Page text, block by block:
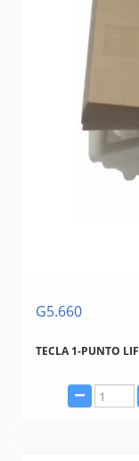
G5.660
TECLA 1-PUNTO